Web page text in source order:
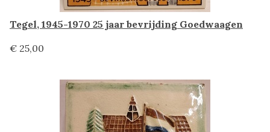
Tegel, 1945-1970 25 jaar bevrijding Goedwaagen
€ 25,00